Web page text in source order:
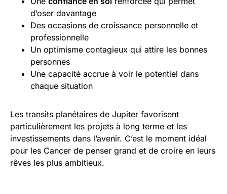
d’oser davantage
Des occasions de croissance personnelle et
professionnelle
Un optimisme contagieux qui attire les bonnes
personnes
Une capacité accrue à voir le potentiel dans
chaque situation
Les transits planétaires de Jupiter favorisent
particulièrement les projets à long terme et les
investissements dans l’avenir. C’est le moment idéal
pour les Cancer de penser grand et de croire en leurs
rêves les plus ambitieux.